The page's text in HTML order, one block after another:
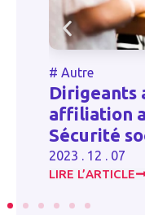
# Autre
Dirigeants
affiliation
Sécurité
2023 . 12 . 07
LIRE L’ARTICLE